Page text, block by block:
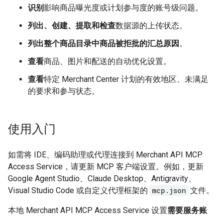
识别影响商品曝光度或计划参与度的账号级问题。
列出、创建、提取和检查数据源的上传状态。
列出整个商品目录中商品被拒批的汇总原因 。
查看商品、图片和配送的自动优化设置。
查看特定 Merchant Center 计划的有效地区、未满足
的要求和参与状态。
使用入门
如需将 IDE、编码助理或代理连接到 Merchant API MCP
Access Service，请更新 MCP 客户端设置。例如，更新
Google Agent Studio、Claude Desktop、Antigravity、
Visual Studio Code 或自定义代理框架的 mcp.json 文件。
本地 Merchant API MCP Access Service 设置需要服务账